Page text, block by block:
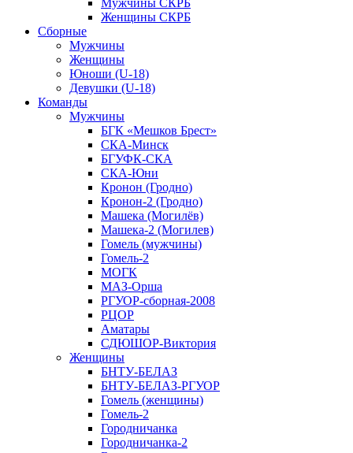
Мужчины СКРБ
Женщины СКРБ
Сборные
Мужчины
Женщины
Юноши (U-18)
Девушки (U-18)
Команды
Мужчины
БГК «Мешков Брест»
СКА-Минск
БГУФК-СКА
СКА-Юни
Кронон (Гродно)
Кронон-2 (Гродно)
Машека (Могилёв)
Машека-2 (Могилев)
Гомель (мужчины)
Гомель-2
МОГК
МАЗ-Орша
РГУОР-сборная-2008
РЦОР
Аматары
СДЮШОР-Виктория
Женщины
БНТУ-БЕЛАЗ
БНТУ-БЕЛАЗ-РГУОР
Гомель (женщины)
Гомель-2
Городничанка
Городничанка-2